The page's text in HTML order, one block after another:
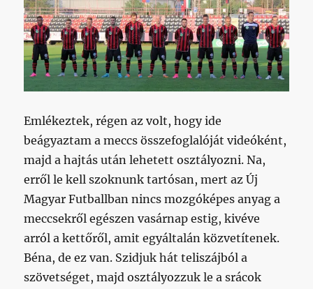
Emlékeztek, régen az volt, hogy ide
beágyaztam a meccs összefoglalóját videóként,
majd a hajtás után lehetett osztályozni. Na,
erről le kell szoknunk tartósan, mert az Új
Magyar Futballban nincs mozgóképes anyag a
meccsekről egészen vasárnap estig, kivéve
arról a kettőről, amit egyáltalán közvetítenek.
Béna, de ez van. Szidjuk hát teliszájból a
szövetséget, majd osztályozzuk le a srácok